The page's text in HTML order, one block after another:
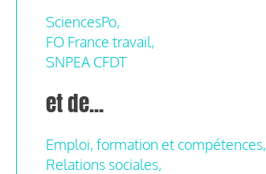
SciencesPo,
FO France travail,
SNPEA CFDT
et de...
Emploi, formation et compétences,
Relations sociales,